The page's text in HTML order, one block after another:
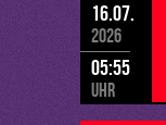
16.07.
2026
05:55
Uhr